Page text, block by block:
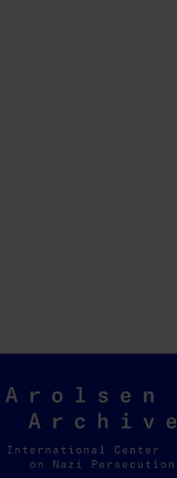
Arolsen
Archives